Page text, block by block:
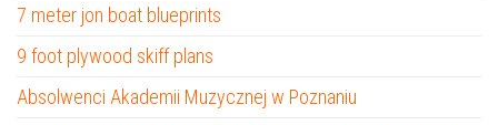
7 meter jon boat blueprints
9 foot plywood skiff plans
Absolwenci Akademii Muzycznej w Poznaniu